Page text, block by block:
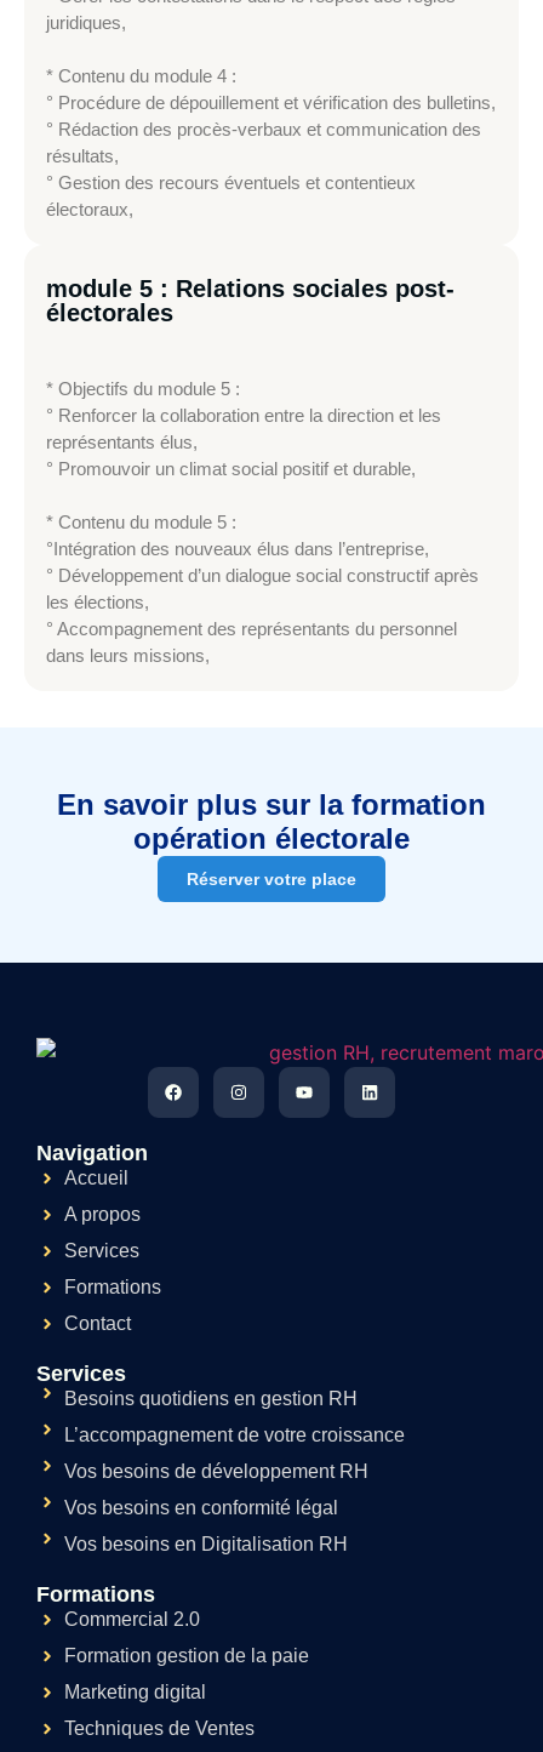
juridiques,
* Contenu du module 4 :
° Procédure de dépouillement et vérification des bulletins,
° Rédaction des procès-verbaux et communication des
résultats,
° Gestion des recours éventuels et contentieux
électoraux,
module 5 : Relations sociales post-
électorales
* Objectifs du module 5 :
° Renforcer la collaboration entre la direction et les
représentants élus,
° Promouvoir un climat social positif et durable,
* Contenu du module 5 :
°Intégration des nouveaux élus dans l’entreprise,
° Développement d’un dialogue social constructif après
les élections,
° Accompagnement des représentants du personnel
dans leurs missions,
En savoir plus sur la formation
opération électorale
Réserver votre place
Navigation
Accueil
A propos
Services
Formations
Contact
Services
Besoins quotidiens en gestion RH
L’accompagnement de votre croissance
Vos besoins de développement RH
Vos besoins en conformité légal
Vos besoins en Digitalisation RH
Formations
Commercial 2.0
Formation gestion de la paie
Marketing digital
Techniques de Ventes